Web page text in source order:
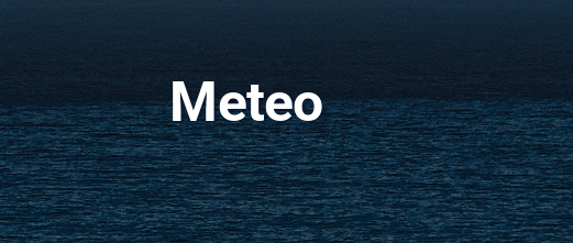
Meteo